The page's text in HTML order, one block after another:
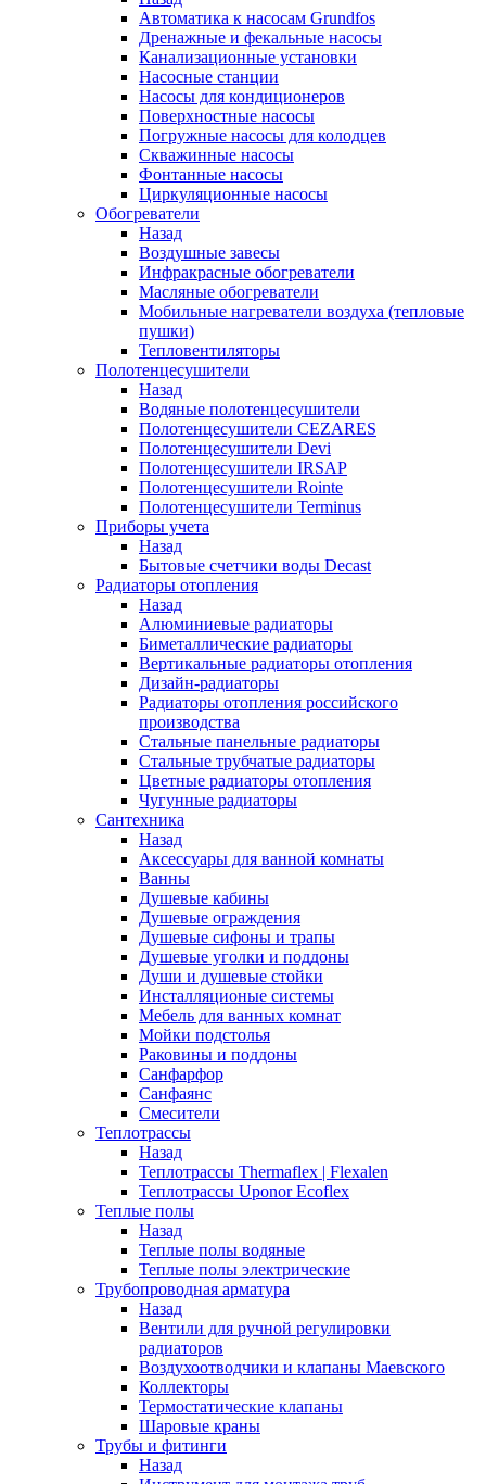
Автоматика к насосам Grundfos
Дренажные и фекальные насосы
Канализационные установки
Насосные станции
Насосы для кондиционеров
Поверхностные насосы
Погружные насосы для колодцев
Скважинные насосы
Фонтанные насосы
Циркуляционные насосы
Обогреватели
Назад
Воздушные завесы
Инфракрасные обогреватели
Масляные обогреватели
Мобильные нагреватели воздуха (тепловые
пушки)
Тепловентиляторы
Полотенцесушители
Назад
Водяные полотенцесушители
Полотенцесушители CEZARES
Полотенцесушители Devi
Полотенцесушители IRSAP
Полотенцесушители Rointe
Полотенцесушители Terminus
Приборы учета
Назад
Бытовые счетчики воды Decast
Радиаторы отопления
Назад
Алюминиевые радиаторы
Биметаллические радиаторы
Вертикальные радиаторы отопления
Дизайн-радиаторы
Радиаторы отопления российского
производства
Стальные панельные радиаторы
Стальные трубчатые радиаторы
Цветные радиаторы отопления
Чугунные радиаторы
Сантехника
Назад
Аксессуары для ванной комнаты
Ванны
Душевые кабины
Душевые ограждения
Душевые сифоны и трапы
Душевые уголки и поддоны
Души и душевые стойки
Инсталляционые системы
Мебель для ванных комнат
Мойки подстолья
Раковины и поддоны
Санфарфор
Санфаянс
Смесители
Теплотрассы
Назад
Теплотрассы Thermaflex | Flexalen
Теплотрассы Uponor Ecoflex
Теплые полы
Назад
Теплые полы водяные
Теплые полы электрические
Трубопроводная арматура
Назад
Вентили для ручной регулировки
радиаторов
Воздухоотводчики и клапаны Маевского
Коллекторы
Термостатические клапаны
Шаровые краны
Трубы и фитинги
Назад